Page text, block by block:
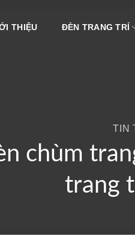
THIỆU ĐÈN TRANG TRÍ
TIN
chùm
trang